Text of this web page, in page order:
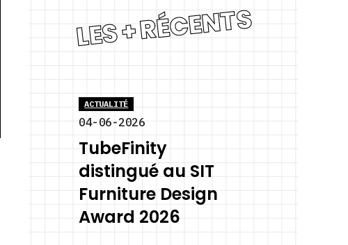
LES + RÉCENTS
ACTUALITÉ
04-06-2026
TubeFinity
distingué au SIT
Furniture Design
Award 2026